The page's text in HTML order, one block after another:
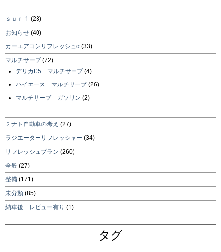
ｓｕｒｆ (23)
お知らせ (40)
カーエアコンリフレッシュα (33)
マルチサーブ (72)
デリカD5 マルチサーブ (4)
ハイエース マルチサーブ (26)
マルチサーブ ガソリン (2)
ミナト自動車の考え (27)
ラジエーターリフレッシャー (34)
リフレッシュプラン (260)
全般 (27)
整備 (171)
未分類 (85)
納車後 レビュー有り (1)
タグ